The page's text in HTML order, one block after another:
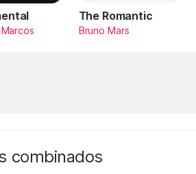
The Romantic
Bruno Mars
combinados